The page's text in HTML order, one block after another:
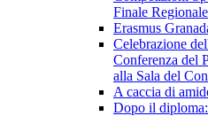
Finale
Erasmus
Celebrazione
Conferenza del
alla Sala del
A caccia di
Dopo il